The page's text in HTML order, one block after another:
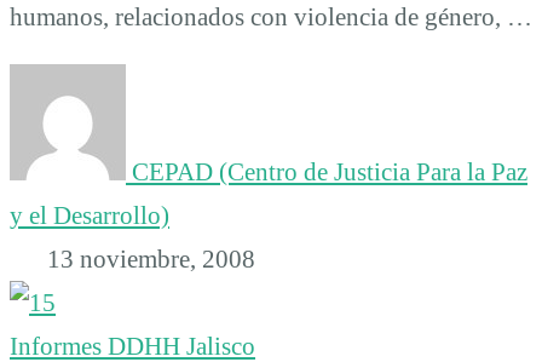
humanos, relacionados con violencia de género, …
CEPAD (Centro de Justicia Para la Paz
y el Desarrollo)
13 noviembre, 2008
Informes DDHH Jalisco